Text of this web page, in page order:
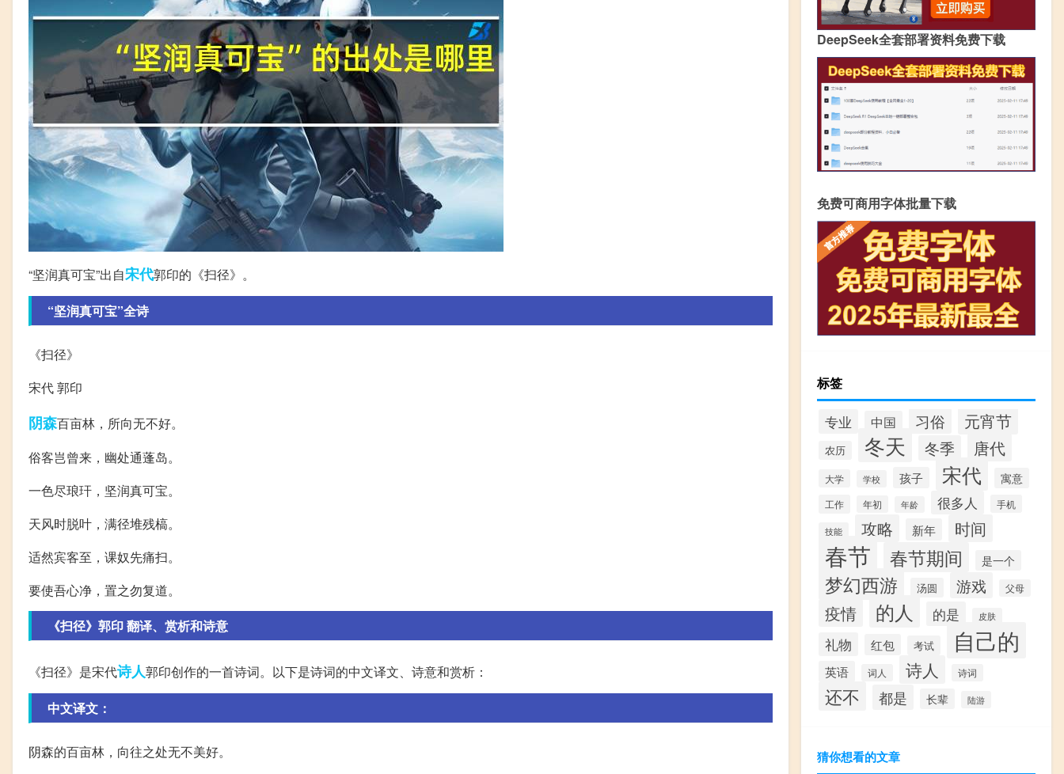
“坚润真可宝”出自宋代郭印的《扫径》。
“坚润真可宝”全诗
《扫径》
宋代 郭印
阴森百亩林，所向无不好。
俗客岂曾来，幽处通蓬岛。
一色尽琅玕，坚润真可宝。
天风时脱叶，满径堆残槁。
适然宾客至，课奴先痛扫。
要使吾心净，置之勿复道。
《扫径》郭印 翻译、赏析和诗意
《扫径》是宋代诗人郭印创作的一首诗词。以下是诗词的中文译文、诗意和赏析：
中文译文：
阴森的百亩林，向往之处无不美好。
DeepSeek全套部署资料免费下载
免费可商用字体批量下载
标签
专业 中国 习俗 元宵节
农历 冬天 冬季 唐代
大学 学校 孩子 宋代 寓意
工作 年初 年龄 很多人 手机
技能 攻略 新年 时间
春节 春节期间 是一个
梦幻西游 汤圆 游戏 父母
疫情 的人 的是 皮肤
礼物 红包 考试 自己的
英语 词人 诗人 诗词
还不 都是 长辈 陆游
猜你想看的文章